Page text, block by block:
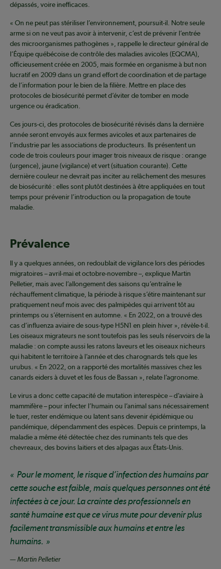
dépassés, voire inefficaces.
« On ne peut pas stériliser l’environnement, poursuit-il. Notre seule
arme si on ne veut pas avoir à intervenir, c’est de prévenir l’entrée
des microorganismes pathogènes », rappelle le directeur général de
l’Équipe québécoise de contrôle des maladies avicoles (EQCMA),
officieusement créée en 2005, mais formée en organisme à but non
lucratif en 2009 dans un grand effort de coordination et de partage
de l’information pour le bien de la filière. Mettre en place des
protocoles de biosécurité permet d’éviter de tomber en mode
urgence ou éradication.
Ces jours-ci, des protocoles de biosécurité révisés dans la dernière
année seront envoyés aux fermes avicoles et aux partenaires de
l’industrie par les associations de producteurs. Ils présentent un
code de trois couleurs pour imager trois niveaux de risque : orange
(urgence), jaune (vigilance) et vert (situation courante). Cette
dernière couleur ne devrait pas inciter au relâchement des mesures
de biosécurité : elles sont plutôt destinées à être appliquées en tout
temps pour prévenir l’introduction ou la propagation de toute
maladie.
Prévalence
Il y a quelques années, on redoublait de vigilance lors des périodes
migratoires – avril-mai et octobre-novembre –, explique Martin
Pelletier, mais avec l’allongement des saisons qu’entraîne le
réchauffement climatique, la période à risque s’étire maintenant sur
pratiquement neuf mois avec des palmipèdes qui arrivent tôt au
printemps ou s’éternisent en automne. « En 2022, on a trouvé des
cas d’influenza aviaire de sous-type H5N1 en plein hiver », révèle-t-il.
Les oiseaux migrateurs ne sont toutefois pas les seuls réservoirs de la
maladie : on compte aussi les ratons laveurs et les oiseaux nicheurs
qui habitent le territoire à l’année et des charognards tels que les
urubus. « En 2022, on a rapporté des mortalités massives chez les
canards eiders à duvet et les fous de Bassan », relate l’agronome.
Le virus a donc cette capacité de mutation interespèce – d’aviaire à
mammifère – pour infecter l’humain ou l’animal sans nécessairement
le tuer, rester endémique ou latent sans devenir épidémique ou
pandémique, dépendamment des espèces. Depuis ce printemps, la
maladie a même été détectée chez des ruminants tels que des
chevreaux, des bovins laitiers et des alpagas aux États-Unis.
Pour le moment, le risque d’infection des humains par
cette souche est faible, mais quelques personnes ont été
infectées à ce jour. La crainte des professionnels en
santé humaine est que ce virus mute pour devenir plus
facilement transmissible aux humains et entre les
humains.
— Martin Pelletier